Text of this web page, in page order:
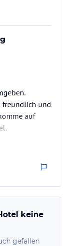
freundlich und
auf
keine
gefallen